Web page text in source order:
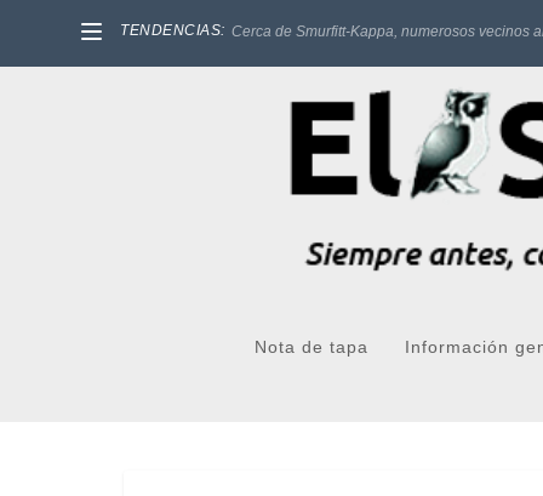
TENDENCIAS: Cerca de Smurfitt-Kappa, numerosos vecinos
Nota de tapa Información